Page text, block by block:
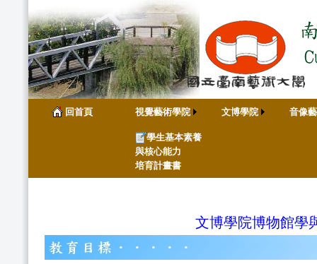
回首頁 視覺藝術學院 文博學院
音像
學生基本素養
與核心能力
培育計畫書
文博學院博物館學